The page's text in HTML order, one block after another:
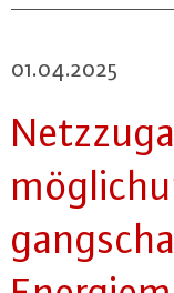
01.04.2025